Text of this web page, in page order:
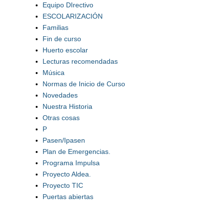
Equipo DIrectivo
ESCOLARIZACIÓN
Familias
Fin de curso
Huerto escolar
Lecturas recomendadas
Música
Normas de Inicio de Curso
Novedades
Nuestra Historia
Otras cosas
P
Pasen/Ipasen
Plan de Emergencias.
Programa Impulsa
Proyecto Aldea.
Proyecto TIC
Puertas abiertas